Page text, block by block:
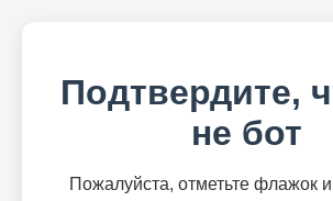
Подтвердите,
не бот
Пожалуйста, отметьте флажок